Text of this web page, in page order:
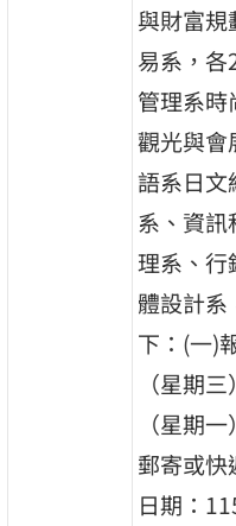
與財富規
易系，各
管理系時
觀光與會
語系日文
系、資訊
理系、行
體設計
下：(一)
（星期
（星期
郵寄或
日期：